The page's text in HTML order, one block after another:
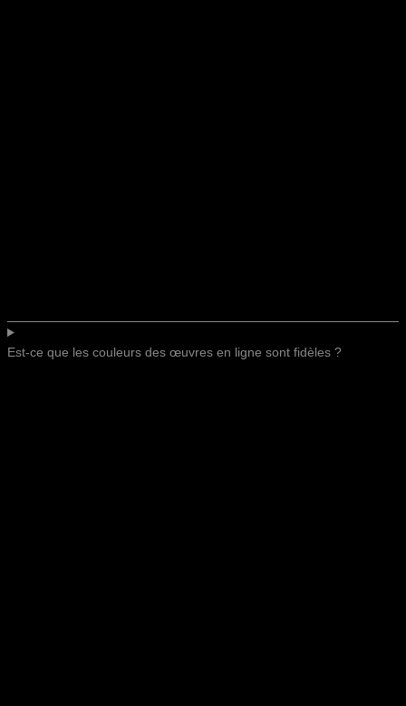
Est-ce que les couleurs des œuvres en ligne sont fidèles ?